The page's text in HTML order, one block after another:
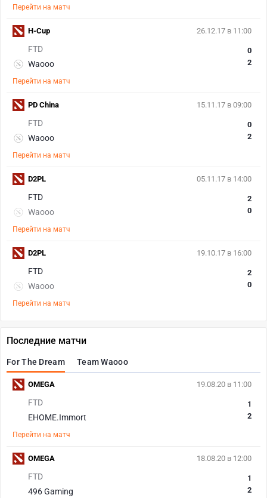
Перейти на матч
26.12.17 в 11:00
FTD
Waooo
0
2
Перейти на матч
H-Cup
15.11.17 в 09:00
FTD
Waooo
0
2
Перейти на матч
PD China
05.11.17 в 14:00
FTD
Waooo
2
0
Перейти на матч
D2PL
19.10.17 в 16:00
FTD
Waooo
2
0
Перейти на матч
D2PL
Последние матчи
For The Dream Team Waooo
19.08.20 в 11:00
FTD
EHOME.Immort
1
2
Перейти на матч
OMEGA
18.08.20 в 12:00
FTD
496 Gaming
1
2
OMEGA